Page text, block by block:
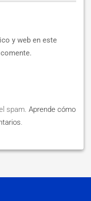
y web en este
spam. Aprende cómo
.